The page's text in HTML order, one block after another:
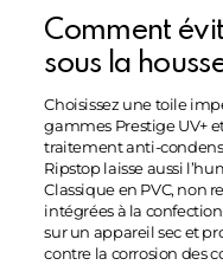
Comment
sous la
Choisissez une toile
gammes Prestige UV+
traitement anti-
Ripstop laisse aussi
Classique en PVC, non
intégrées à la
sur un appareil sec et
contre la corrosion des